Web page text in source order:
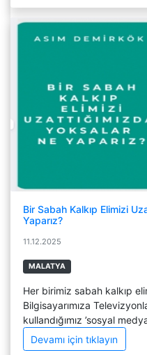
Bir Sabah Kalkıp Elimizi
Yaparız?
11.12.2025
MALATYA
Her birimiz sabah kalkıp
Bilgisayarımıza
kullandığımız ’sosyal
Devamı için tıklayın